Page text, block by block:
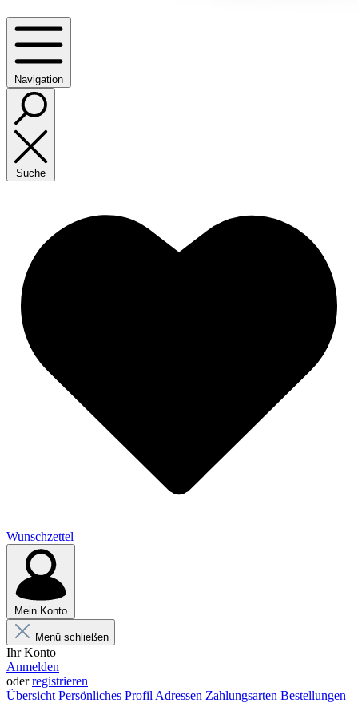
Navigation
Suche
Wunschzettel
Mein Konto
Menü schließen
Ihr Konto
Anmelden
oderregistrieren
Übersicht Persönliches Profil Adressen Zahlungsarten Bestellungen